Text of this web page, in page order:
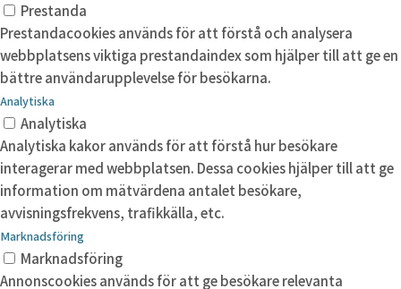
Prestanda
Prestandacookies används för att förstå och analysera
webbplatsens viktiga prestandaindex som hjälper till att ge en
bättre användarupplevelse för besökarna.
Analytiska
Analytiska
Analytiska kakor används för att förstå hur besökare
interagerar med webbplatsen. Dessa cookies hjälper till att ge
information om mätvärdena antalet besökare,
avvisningsfrekvens, trafikkälla, etc.
Marknadsföring
Marknadsföring
Annonscookies används för att ge besökare relevanta